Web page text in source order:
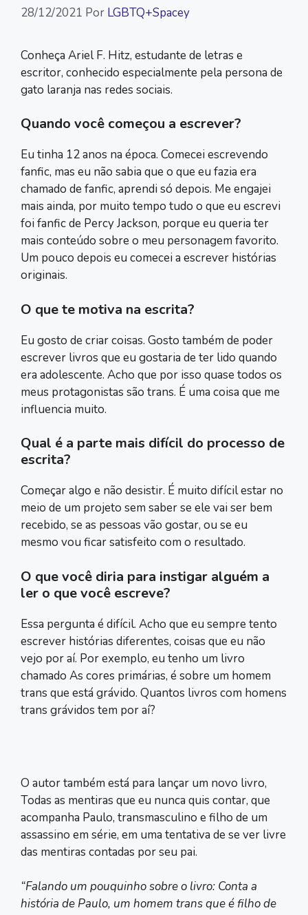
28/12/2021 Por LGBTQ+Spacey
Conheça Ariel F. Hitz, estudante de letras e
escritor, conhecido especialmente pela persona de
gato laranja nas redes sociais.
Quando você começou a escrever?
Eu tinha 12 anos na época. Comecei escrevendo
fanfic, mas eu não sabia que o que eu fazia era
chamado de fanfic, aprendi só depois. Me engajei
mais ainda, por muito tempo tudo o que eu escrevi
foi fanfic de Percy Jackson, porque eu queria ter
mais conteúdo sobre o meu personagem favorito.
Um pouco depois eu comecei a escrever histórias
originais.
O que te motiva na escrita?
Eu gosto de criar coisas. Gosto também de poder
escrever livros que eu gostaria de ter lido quando
era adolescente. Acho que por isso quase todos os
meus protagonistas são trans. É uma coisa que me
influencia muito.
Qual é a parte mais difícil do processo de
escrita?
Começar algo e não desistir. É muito difícil estar no
meio de um projeto sem saber se ele vai ser bem
recebido, se as pessoas vão gostar, ou se eu
mesmo vou ficar satisfeito com o resultado.
O que você diria para instigar alguém a
ler o que você escreve?
Essa pergunta é difícil. Acho que eu sempre tento
escrever histórias diferentes, coisas que eu não
vejo por aí. Por exemplo, eu tenho um livro
chamado As cores primárias, é sobre um homem
trans que está grávido. Quantos livros com homens
trans grávidos tem por aí?
O autor também está para lançar um novo livro,
Todas as mentiras que eu nunca quis contar, que
acompanha Paulo, transmasculino e filho de um
assassino em série, em uma tentativa de se ver livre
das mentiras contadas por seu pai.
“Falando um pouquinho sobre o livro: Conta a
história de Paulo, um homem trans que é filho de